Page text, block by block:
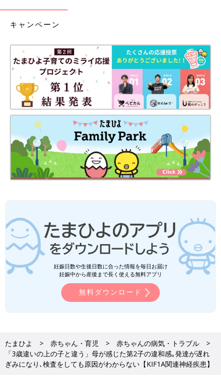
キャンペーン
妊娠日数や生後日数に合った情報を毎日お届け
妊娠中から産後まで長く使える無料アプリ
無料ダウンロード
たまひよ 赤ちゃん・育児
赤ちゃんの病気・トラブル
「3歳違いの上の子と違う」母が感じた第2子の違和感｡発達が遅れ
ぎみになり､検査をしても原因がわからない【KIF1A関連神経疾患】